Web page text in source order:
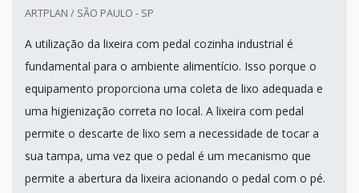
ARTPLAN / SÃO PAULO - SP
A utilização da lixeira com pedal cozinha industrial é
fundamental para o ambiente alimentício. Isso porque o
equipamento proporciona uma coleta de lixo adequada e
uma higienização correta no local. A lixeira com pedal
permite o descarte de lixo sem a necessidade de tocar a
sua tampa, uma vez que o pedal é um mecanismo que
permite a abertura da lixeira acionando o pedal com o pé.